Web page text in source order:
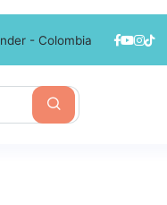
- Colombia